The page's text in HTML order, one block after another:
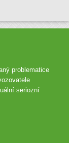
problematice
seriozní